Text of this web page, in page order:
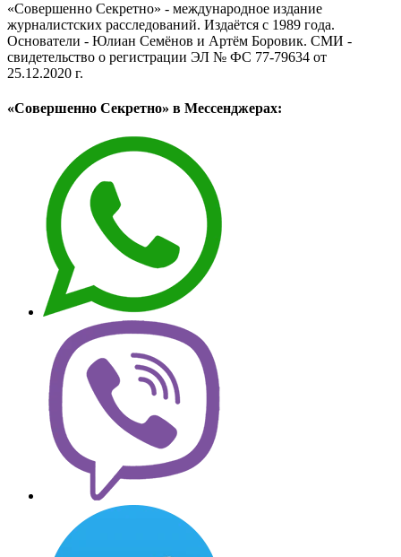
«Совершенно Секретно» - международное издание
журналистских расследований. Издаётся с 1989 года.
Основатели - Юлиан Семёнов и Артём Боровик. CМИ -
свидетельство о регистрации ЭЛ № ФС 77-79634 от
25.12.2020 г.
«Совершенно Секретно» в Мессенджерах: